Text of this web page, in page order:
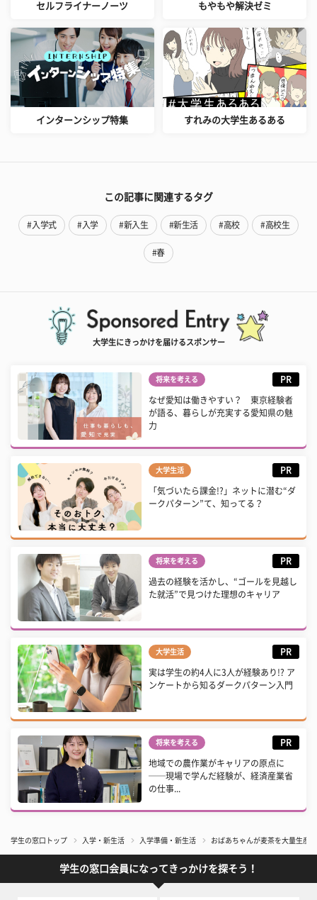
セルフライナーノーツ もやもや解決ゼミ
インターンシップ特集 すれみの大学生あるある
この記事に関連するタグ
#入学式 #入学 #新入生 #新生活 #高校 #高校生
#春
大学生にきっかけを届けるスポンサー
将来を考える PR
なぜ愛知は働きやすい？ 東京経験者
が語る、暮らしが充実する愛知県の魅
力
大学生活 PR
「気づいたら課金!?」ネットに潜む“ダ
ークパターン”て、知ってる？
将来を考える PR
過去の経験を活かし、“ゴールを見越し
た就活”で見つけた理想のキャリア
大学生活 PR
実は学生の約4人に3人が経験あり!? ア
ンケートから知るダークパターン入門
将来を考える PR
地域での農作業がキャリアの原点に
──現場で学んだ経験が、経済産業省
の仕事...
学生の窓口トップ 入学・新生活 入学準備・新生活 おばあちゃんが麦茶を大量生産
学生の窓口会員になってきっかけを探そう！